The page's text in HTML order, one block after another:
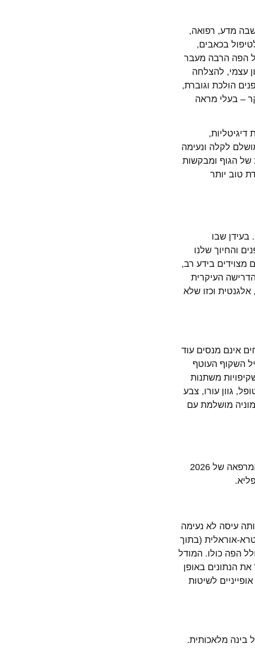
כנקודת שיא מרתקת שבה מדע, רפואה,
בכאבים,
הפה הרבה מעבר
עצמי, להצלחה
הולכת וגוברת,
– בעלי מראה
לקלה ונעימה
של הגוף ומבקשות
טוב יותר
שבו
והחיוך שלנו
מצוידים בידע רב,
העיקרית
אלגנטית וכזו שלא
רופאי שיניים מומחים אינם מנסים עוד
השקוף העוטף
משתנות
גוון עורו, צבע
מושלמת עם
המהפכה האמיתית המניעה את כל השינויים הללו מתרחשת מאחורי הקלעים, בתוכנות המחשב ובציוד ההדמיה. המרפאה של 2026
עיסה לא נעימה
אוראלית (בתוך
הפה כולו. המודל
הנתונים באופן
לשיטות
בינה מלאכותית.